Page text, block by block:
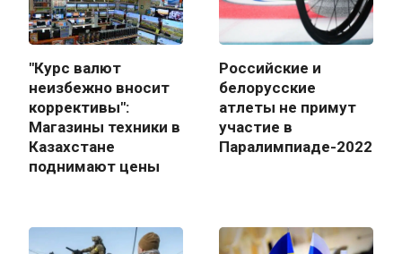
"Курс валют
неизбежно вносит
коррективы":
Магазины техники в
Казахстане
поднимают цены
Российские и
белорусские
атлеты не примут
участие в
Паралимпиаде-2022